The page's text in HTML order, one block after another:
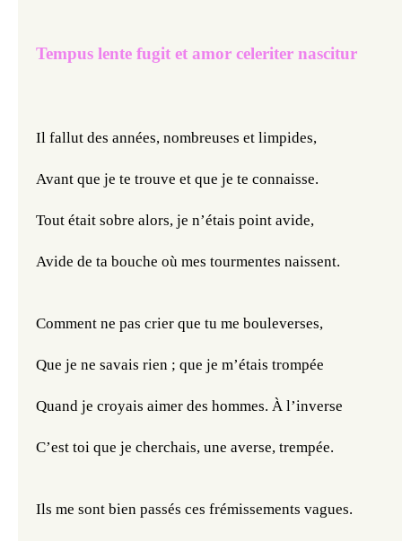
Tempus lente fugit et amor celeriter nascitur
Il fallut des années, nombreuses et limpides,
Avant que je te trouve et que je te connaisse.
Tout était sobre alors, je n’étais point avide,
Avide de ta bouche où mes tourmentes naissent.
Comment ne pas crier que tu me bouleverses,
Que je ne savais rien ; que je m’étais trompée
Quand je croyais aimer des hommes. À l’inverse
C’est toi que je cherchais, une averse, trempée.
Ils me sont bien passés ces frémissements vagues.